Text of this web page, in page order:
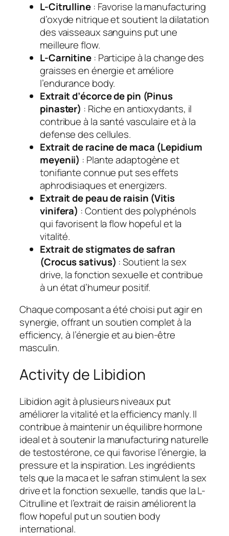
L-Citrulline : Favorise la manufacturing
d’oxyde nitrique et soutient la dilatation
des vaisseaux sanguins put une
meilleure flow.
L-Carnitine : Participe à la change des
graisses en énergie et améliore
l’endurance body.
Extrait d’écorce de pin (Pinus
pinaster) : Riche en antioxydants, il
contribue à la santé vasculaire et à la
defense des cellules.
Extrait de racine de maca (Lepidium
meyenii) : Plante adaptogène et
tonifiante connue put ses effets
aphrodisiaques et energizers.
Extrait de peau de raisin (Vitis
vinifera) : Contient des polyphénols
qui favorisent la flow hopeful et la
vitalité.
Extrait de stigmates de safran
(Crocus sativus) : Soutient la sex
drive, la fonction sexuelle et contribue
à un état d’humeur positif.
Chaque composant a été choisi put agir en
synergie, offrant un soutien complet à la
efficiency, à l’énergie et au bien-être
masculin.
Activity de Libidion
Libidion agit à plusieurs niveaux put
améliorer la vitalité et la efficiency manly. Il
contribue à maintenir un équilibre hormone
ideal et à soutenir la manufacturing naturelle
de testostérone, ce qui favorise l’énergie, la
pressure et la inspiration. Les ingrédients
tels que la maca et le safran stimulent la sex
drive et la fonction sexuelle, tandis que la L-
Citrulline et l’extrait de raisin améliorent la
flow hopeful put un soutien body
international.